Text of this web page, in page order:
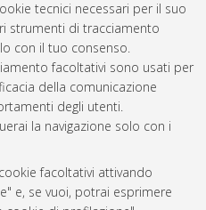
tecnici necessari per il suo
strumenti di tracciamento
con il tuo consenso.
facoltativi sono usati per
della comunicazione
degli utenti.
la navigazione solo con i
facoltativi attivando
e, se vuoi, potrai esprimere
di Bologna. Dottorato di
, 37 Ciclo. DOI
Fri Aug 7 20:46:28 2026 CEST